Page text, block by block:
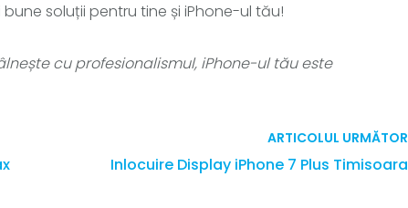
soluții pentru tine și iPhone-ul tău!
cu profesionalismul, iPhone-ul tău este
ARTICOLUL URMĂTOR
Inlocuire Display iPhone 7 Plus Timisoara